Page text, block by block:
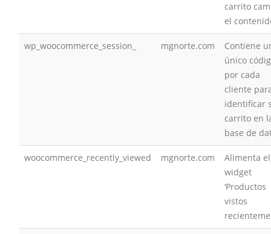
carrito
el
wp_woocommerce_session_ mgnorte.com
Contiene
único
por cada
cliente
identificar
carrito en
base de
woocommerce_recently_viewed mgnorte.com
Alimenta el
widget
‘Productos
vistos